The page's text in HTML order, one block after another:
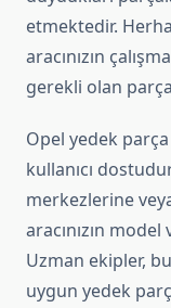
etmektedir.
aracınızın
gerekli olan
Opel yedek
kullanıcı
merkezlerine
aracınızın
Uzman ekipler,
uygun yedek